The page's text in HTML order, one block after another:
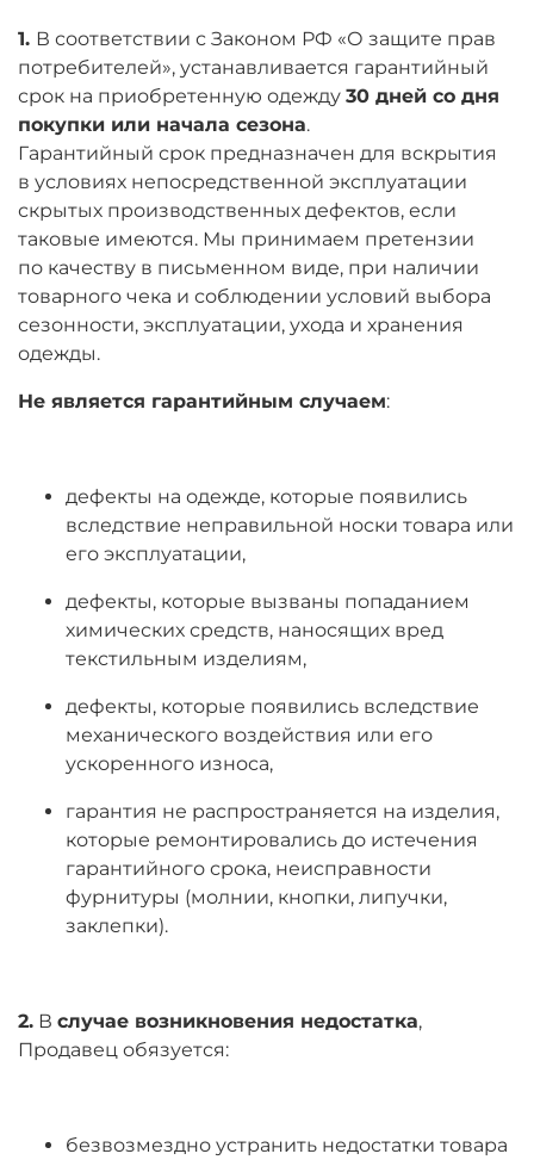
1. В соответствии с Законом РФ «О защите прав
потребителей», устанавливается гарантийный
срок на приобретенную одежду 30 дней со дня
покупки или начала сезона.
Гарантийный срок предназначен для вскрытия
в условиях непосредственной эксплуатации
скрытых производственных дефектов, если
таковые имеются. Мы принимаем претензии
по качеству в письменном виде, при наличии
товарного чека и соблюдении условий выбора
сезонности, эксплуатации, ухода и хранения
одежды.
Не является гарантийным случаем:
дефекты на одежде, которые появились
вследствие неправильной носки товара или
его эксплуатации,
дефекты, которые вызваны попаданием
химических средств, наносящих вред
текстильным изделиям,
дефекты, которые появились вследствие
механического воздействия или его
ускоренного износа,
гарантия не распространяется на изделия,
которые ремонтировались до истечения
гарантийного срока, неисправности
фурнитуры (молнии, кнопки, липучки,
заклепки).
2. В случае возникновения недостатка,
Продавец обязуется:
безвозмездно устранить недостатки товара